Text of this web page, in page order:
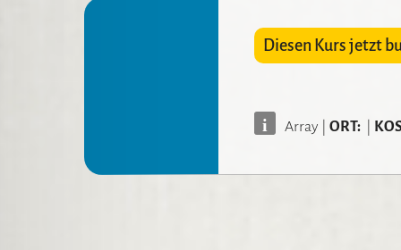
Diesen Kurs jetzt
i Array ORT: